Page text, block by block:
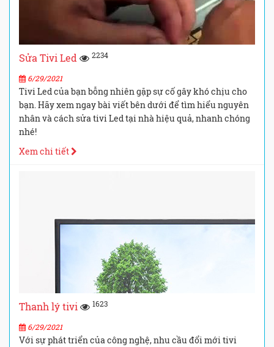
Sửa Tivi Led 2234
6/29/2021
Tivi Led của bạn bỗng nhiên gặp sự cố gây khó chịu cho
bạn. Hãy xem ngay bài viết bên dưới để tìm hiểu nguyên
nhân và cách sửa tivi Led tại nhà hiệu quả, nhanh chóng
nhé!
Xem chi tiết
Thanh lý tivi 1623
6/29/2021
Với sự phát triển của công nghệ, nhu cầu đổi mới tivi